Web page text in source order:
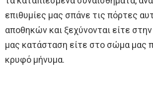
επιθυμίες μας σπάνε τις πόρτες
αποθηκών και ξεχύνονται είτε
μας κατάσταση είτε στο σώμα μας
κρυφό μήνυμα.